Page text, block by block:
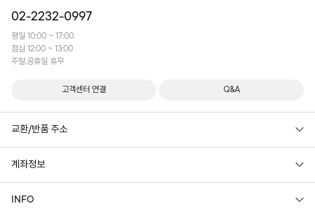
02-2232-0997
평일 10:00 ~ 17:00
점심 12:00 ~ 13:00
주말,공휴일 휴무
고객센터 연결 Q&A
교환/반품 주소
계좌정보
INFO